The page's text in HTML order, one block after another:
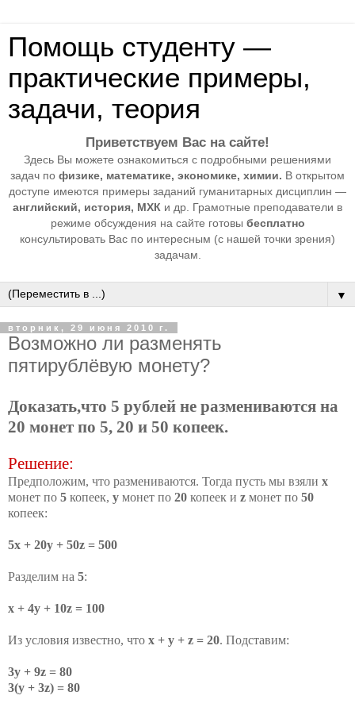
Помощь студенту —
практические примеры,
задачи, теория
Приветствуем Вас на сайте!
Здесь Вы можете ознакомиться с подробными решениями
задач по физике, математике, экономике, химии. В открытом
доступе имеются примеры заданий гуманитарных дисциплин —
английский, история, МХК и др. Грамотные преподаватели в
режиме обсуждения на сайте готовы бесплатно
консультировать Вас по интересным (с нашей точки зрения)
задачам.
▼
вторник, 29 июня 2010 г.
Возможно ли разменять
пятирублёвую монету?
Доказать,что 5 рублей не размениваются на
20 монет по 5, 20 и 50 копеек.
Решение:
Предположим, что размениваются. Тогда пусть мы взяли х
монет по 5 копеек, у монет по 20 копеек и z монет по 50
копеек:
5х + 20у + 50z = 500
Разделим на 5:
х + 4у + 10z = 100
Из условия известно, что х + у + z = 20. Подставим:
3у + 9z = 80
3(у + 3z) = 80